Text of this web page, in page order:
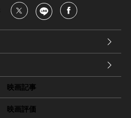
映画記事
映画評価